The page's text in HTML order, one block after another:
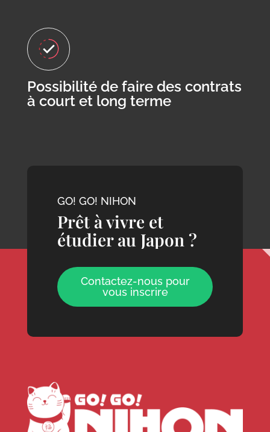
Possibilité de faire des contrats
à court et long terme
GO! GO! NIHON
Prêt à vivre et
étudier au Japon ?
Contactez-nous pour
vous inscrire